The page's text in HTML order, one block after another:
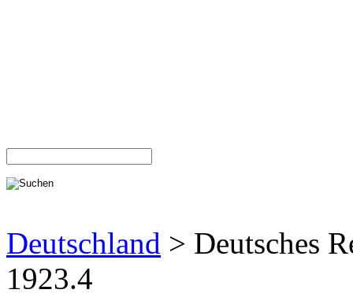
Deutschland > Deutsches
1923.4